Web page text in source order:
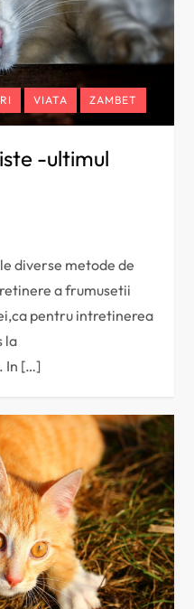
VIATA ZAMBET
-ultimul
diverse metode de
a frumusetii
pentru intretinerea
la
In […]